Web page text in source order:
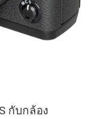
กับกล้อง